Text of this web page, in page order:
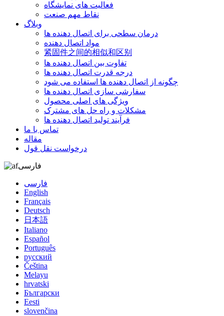
فعالیت های نمایشگاه
نقاط مهم صنعت
وبلاگ
درمان سطحی برای اتصال دهنده ها
مواد اتصال دهنده
紧固件之间的相似和区别
تفاوت بین اتصال دهنده ها
درجه قدرت اتصال دهنده ها
چگونه از اتصال دهنده ها استفاده می شود
سفارشی سازی اتصال دهنده ها
ویژگی های اصلی محصول
مشکلات و راه حل های مشترک
فرآیند تولید اتصال دهنده ها
تماس با ما
مقاله
درخواست نقل قول
فارسی
فارسی
English
Français
Deutsch
日本語
Italiano
Español
Português
русский
Čeština
Melayu
hrvatski
Български
Eesti
slovenčina